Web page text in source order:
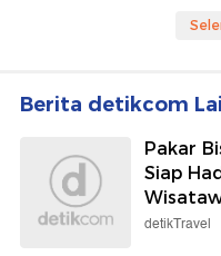
Berita detikcom
Pakar
Siap
detikTravel